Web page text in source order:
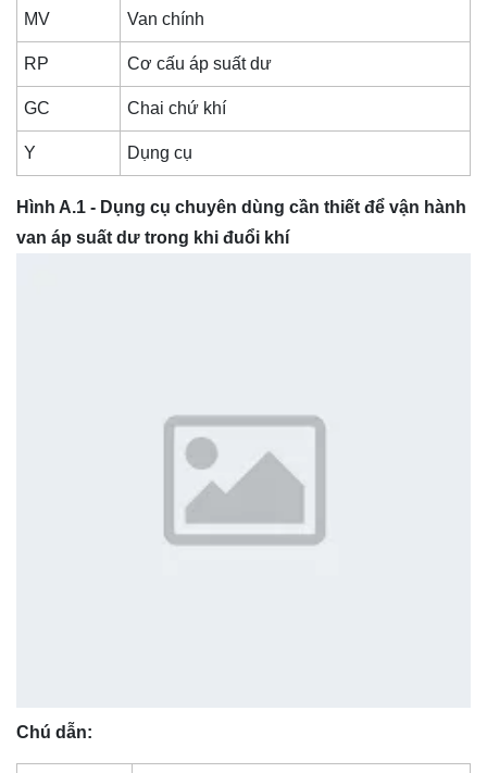
MV Van chính
RP Cơ cấu áp suất dư
GC Chai chứ khí
Y Dụng cụ
Hình A.1 - Dụng cụ chuyên dùng cần thiết để vận hành
van áp suất dư trong khi đuổi khí
Chú dẫn: